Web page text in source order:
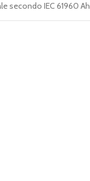
secondo IEC 61960 Ah